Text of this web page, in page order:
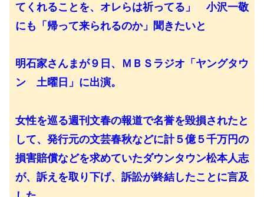
てくれることを、オレらは祈ってる」 小沢一敬
にも「帰って来られるのか」聞きたいと
明石家さんまが９日、ＭＢＳラジオ「ヤングタウ
ン 土曜日」に出演。
女性を巡る週刊文春の報道で名誉を毀損されたと
して、発行元の文芸春秋などに計５億５千万円の
損害賠償などを求めていたダウンタウン松本人志
が、訴えを取り下げ、訴訟が終結したことに言及